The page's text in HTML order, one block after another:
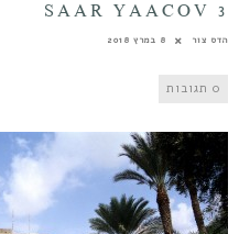
SAAR YAACOV 3
הדס צור 8 במרץ 2018
0 תגובות